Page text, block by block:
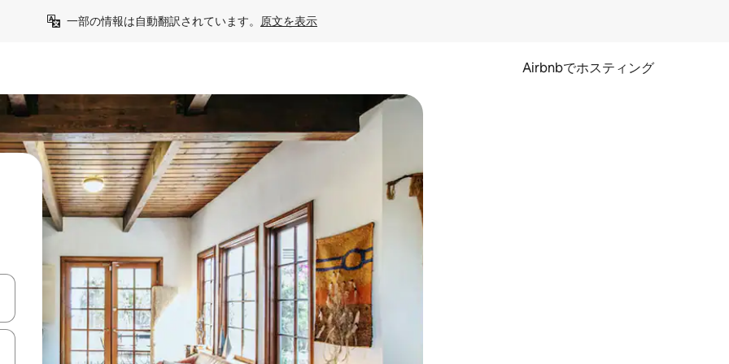
一部の情報は自動翻訳されています。 原文を表示
Airbnbでホスティング
動するか、画面をタッチまたはスワイプして検索結果を確認することができます。